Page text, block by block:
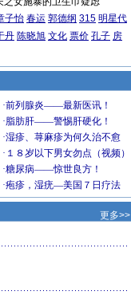
子怡 春运 郭德纲 315 明星代
丹 陈晓旭 文化 票价 孔子 房
更多>>